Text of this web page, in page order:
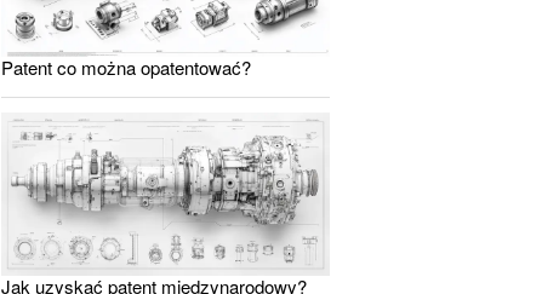
Patent co można opatentować?
Jak uzyskać patent międzynarodowy?